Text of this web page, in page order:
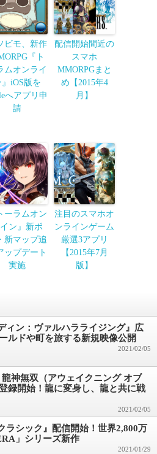
ビモ、新作
『ト
ムオンライ
』iOS版を
へアプリ申
請
配信開始間近の
スマホ
MMORPGまと
め【2015年4
月】
ーラムオン
ン』新ボ
新マップ追
ップデート
実施
注目のスマホオ
ンラインゲーム
厳選3アプリ
【2015年7月
版】
ィン：ヴァルハラライジング』広
ルドや町を旅する新規映像公開
2021/02/05
神無双（アウェイクニング オブ
録開始！龍に変身し、龍と共に戦
2021/02/05
ラシック』配信開始！世界2,800万
」シリーズ新作
2021/01/29